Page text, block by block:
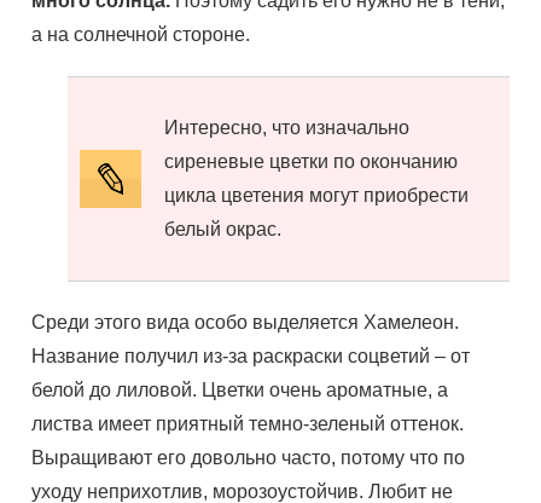
а на солнечной стороне.
Интересно, что изначально
сиреневые цветки по окончанию
цикла цветения могут приобрести
белый окрас.
Среди этого вида особо выделяется Хамелеон.
Название получил из-за раскраски соцветий – от
белой до лиловой. Цветки очень ароматные, а
листва имеет приятный темно-зеленый оттенок.
Выращивают его довольно часто, потому что по
уходу неприхотлив, морозоустойчив. Любит не